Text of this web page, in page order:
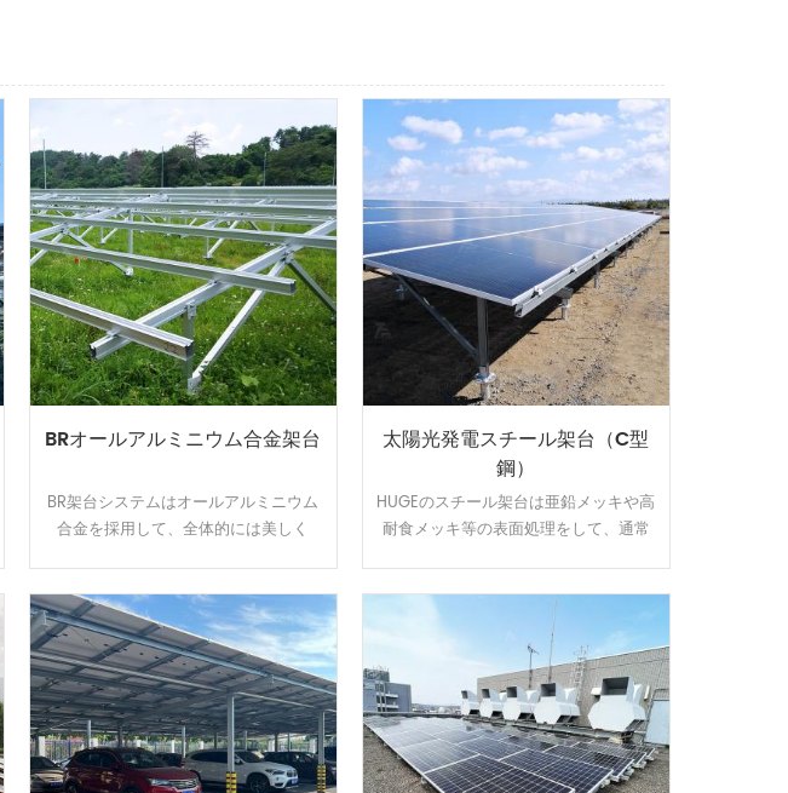
BRオールアルミニウム合金架台
BR架台システムはオールアルミニウム
合金を採用して、全体的には美しく
陽光発電システムを設置する時間とコ
ストは節約できます。アルミ表面は陽
極処理で、耐食性が強くて、太陽光架
台は悪質な環境で長い使用寿命を確保
できます。
太陽光発電スチール架台（C型
鋼）
HUGEのスチール架台は亜鉛メッキや高
耐食メッキ等の表面処理をして、通常
し、基礎数を抑えたご提案が可能で
す。他の材質に比べ値段が安いです。